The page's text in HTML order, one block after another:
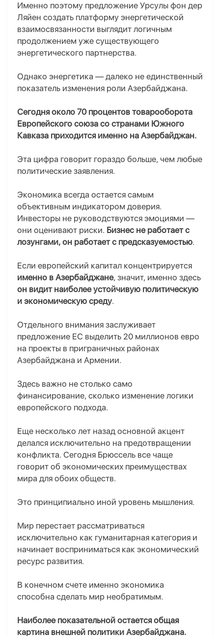
Именно поэтому предложение Урсулы фон дер
Ляйен создать платформу энергетической
взаимосвязанности выглядит логичным
продолжением уже существующего
энергетического партнерства.
Однако энергетика — далеко не единственный
показатель изменения роли Азербайджана.
Сегодня около 70 процентов товарооборота
Европейского союза со странами Южного
Кавказа приходится именно на Азербайджан.
Эта цифра говорит гораздо больше, чем любые
политические заявления.
Экономика всегда остается самым
объективным индикатором доверия.
Инвесторы не руководствуются эмоциями —
они оценивают риски. Бизнес не работает с
лозунгами, он работает с предсказуемостью.
Если европейский капитал концентрируется
именно в Азербайджане, значит, именно здесь
он видит наиболее устойчивую политическую
и экономическую среду.
Отдельного внимания заслуживает
предложение ЕС выделить 20 миллионов евро
на проекты в приграничных районах
Азербайджана и Армении.
Здесь важно не столько само
финансирование, сколько изменение логики
европейского подхода.
Еще несколько лет назад основной акцент
делался исключительно на предотвращении
конфликта. Сегодня Брюссель все чаще
говорит об экономических преимуществах
мира для обоих обществ.
Это принципиально иной уровень мышления.
Мир перестает рассматриваться
исключительно как гуманитарная категория и
начинает восприниматься как экономический
ресурс развития.
В конечном счете именно экономика
способна сделать мир необратимым.
Наиболее показательной остается общая
картина внешней политики Азербайджана.